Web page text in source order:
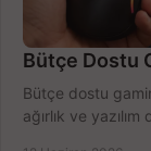
Bütçe Dostu
Bütçe dostu
ağırlık ve